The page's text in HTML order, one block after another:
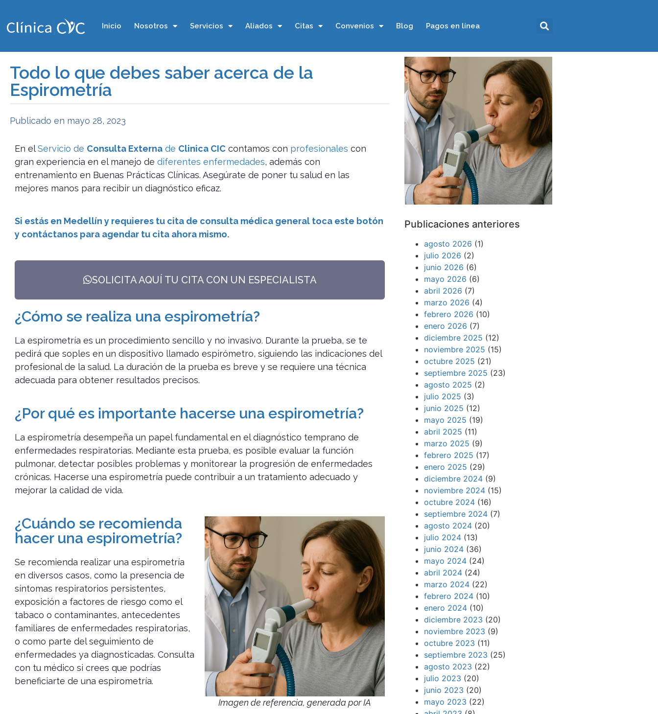
Inicio Nosotros Servicios Aliados Citas Convenios Blog Pagos en línea
Todo lo que debes saber acerca de la
Espirometría
Publicado en mayo 28, 2023
En elServicio de Consulta Externa de Clinica CIC contamos con profesionales con
gran experiencia en el manejo de diferentes enfermedades, además con
entrenamiento en Buenas Prácticas Clínicas. Asegúrate de poner tu salud en las
mejores manos para recibir un diagnóstico eficaz.
Si estás en Medellín y requieres tu cita de consulta médica general toca este botón
y contáctanos para agendar tu cita ahora mismo.
SOLICITA AQUÍ TU CITA CON UN ESPECIALISTA
¿Cómo se realiza una espirometría?
La espirometría es un procedimiento sencillo y no invasivo. Durante la prueba, se te
pedirá que soples en un dispositivo llamado espirómetro, siguiendo las indicaciones del
profesional de la salud. La duración de la prueba es breve y se requiere una técnica
adecuada para obtener resultados precisos.
¿Por qué es importante hacerse una espirometría?
La espirometría desempeña un papel fundamental en el diagnóstico temprano de
enfermedades respiratorias. Mediante esta prueba, es posible evaluar la función
pulmonar, detectar posibles problemas y monitorear la progresión de enfermedades
crónicas. Hacerse una espirometría puede contribuir a un tratamiento adecuado y
mejorar la calidad de vida.
¿Cuándo se recomienda
hacer una espirometría?
Se recomienda realizar una espirometría
en diversos casos, como la presencia de
síntomas respiratorios persistentes,
exposición a factores de riesgo como el
tabaco o contaminantes, antecedentes
familiares de enfermedades respiratorias,
o como parte del seguimiento de
enfermedades ya diagnosticadas. Consulta
con tu médico si crees que podrías
beneficiarte de una espirometría.
Imagen de referencia, generada por IA
Publicaciones anteriores
agosto 2026 (1)
julio 2026 (2)
junio 2026 (6)
mayo 2026 (6)
abril 2026 (7)
marzo 2026 (4)
febrero 2026 (10)
enero 2026 (7)
diciembre 2025 (12)
noviembre 2025 (15)
octubre 2025 (21)
septiembre 2025 (23)
agosto 2025 (2)
julio 2025 (3)
junio 2025 (12)
mayo 2025 (19)
abril 2025 (11)
marzo 2025 (9)
febrero 2025 (17)
enero 2025 (29)
diciembre 2024 (9)
noviembre 2024 (15)
octubre 2024 (16)
septiembre 2024 (7)
agosto 2024 (20)
julio 2024 (13)
junio 2024 (36)
mayo 2024 (24)
abril 2024 (24)
marzo 2024 (22)
febrero 2024 (10)
enero 2024 (10)
diciembre 2023 (20)
noviembre 2023 (9)
octubre 2023 (11)
septiembre 2023 (25)
agosto 2023 (22)
julio 2023 (20)
junio 2023 (20)
mayo 2023 (22)